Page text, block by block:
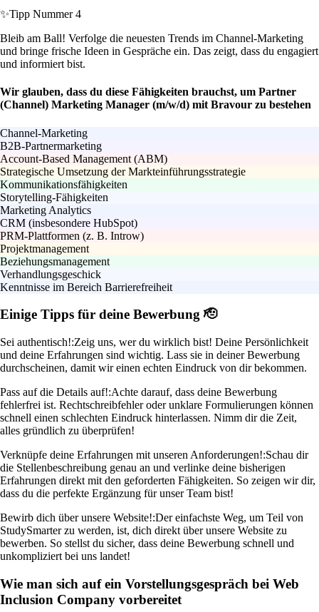
✨Tipp Nummer 4
Bleib am Ball! Verfolge die neuesten Trends im Channel-Marketing
und bringe frische Ideen in Gespräche ein. Das zeigt, dass du engagiert
und informiert bist.
Wir glauben, dass du diese Fähigkeiten brauchst, um Partner
(Channel) Marketing Manager (m/w/d) mit Bravour zu bestehen
Channel-Marketing
B2B-Partnermarketing
Account-Based Management (ABM)
Strategische Umsetzung der Markteinführungsstrategie
Kommunikationsfähigkeiten
Storytelling-Fähigkeiten
Marketing Analytics
CRM (insbesondere HubSpot)
PRM-Plattformen (z. B. Introw)
Projektmanagement
Beziehungsmanagement
Verhandlungsgeschick
Kenntnisse im Bereich Barrierefreiheit
Einige Tipps für deine Bewerbung 🫡
Sei authentisch!:Zeig uns, wer du wirklich bist! Deine Persönlichkeit
und deine Erfahrungen sind wichtig. Lass sie in deiner Bewerbung
durchscheinen, damit wir einen echten Eindruck von dir bekommen.
Pass auf die Details auf!:Achte darauf, dass deine Bewerbung
fehlerfrei ist. Rechtschreibfehler oder unklare Formulierungen können
schnell einen schlechten Eindruck hinterlassen. Nimm dir die Zeit,
alles gründlich zu überprüfen!
Verknüpfe deine Erfahrungen mit unseren Anforderungen!:Schau dir
die Stellenbeschreibung genau an und verlinke deine bisherigen
Erfahrungen direkt mit den geforderten Fähigkeiten. So zeigen wir dir,
dass du die perfekte Ergänzung für unser Team bist!
Bewirb dich über unsere Website!:Der einfachste Weg, um Teil von
StudySmarter zu werden, ist, dich direkt über unsere Website zu
bewerben. So stellst du sicher, dass deine Bewerbung schnell und
unkompliziert bei uns landet!
Wie man sich auf ein Vorstellungsgespräch bei Web
Inclusion Company vorbereitet